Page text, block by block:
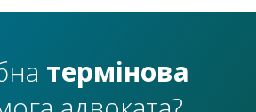
термінова